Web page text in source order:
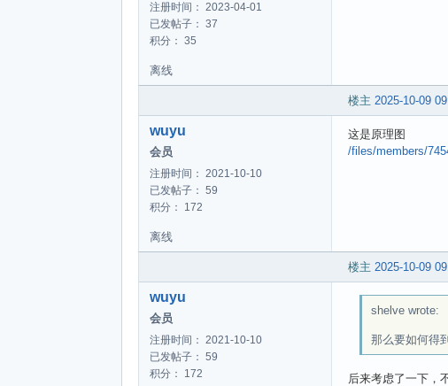
注册时间： 2023-04-01
已发帖子： 37
积分： 35
离线
楼主 2025-10-09
wuyu
会员
注册时间： 2021-10-10
已发帖子： 59
积分： 172
这是原理图
/files/members/
离线
楼主 2025-10-09
wuyu
会员
注册时间： 2021-10-10
已发帖子： 59
积分： 172
shelve wrote:
那么要如何得
后来考虑了一下，